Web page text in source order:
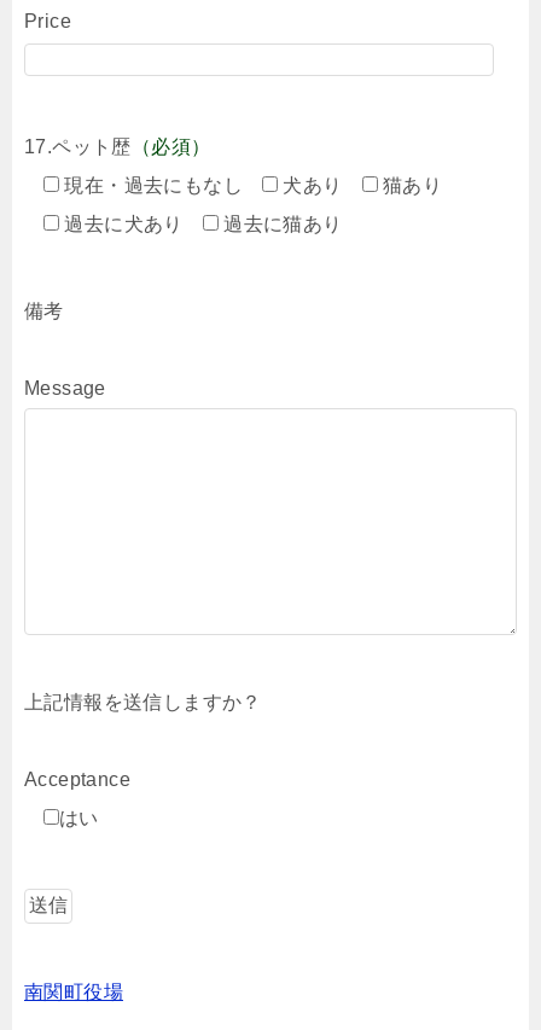
Price
17.ペット歴 （必須）
現在・過去にもなし
犬あり
猫あり
過去に犬あり
過去に猫あり
備考
Message
上記情報を送信しますか？
Acceptance
はい
南関町役場